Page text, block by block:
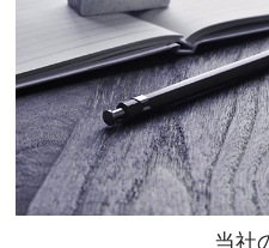
当社